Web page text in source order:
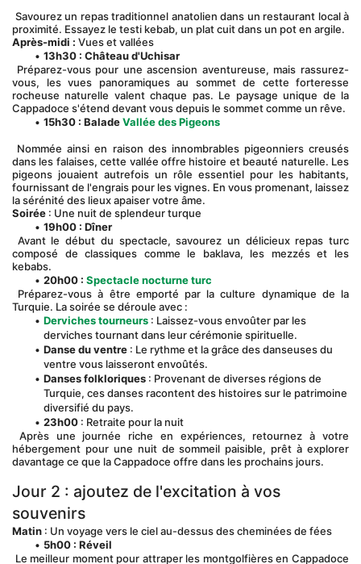
proximité. Essayez le testi kebab, un plat cuit dans un pot en argile.
Après-midi : Vues et vallées
13h30 : Château d'Uchisar
vous, les vues panoramiques au sommet de cette forteresse
rocheuse naturelle valent chaque pas. Le paysage unique de la
Cappadoce s'étend devant vous depuis le sommet comme un rêve.
15h30 : BaladeVallée des Pigeons
dans les falaises, cette vallée offre histoire et beauté naturelle. Les
pigeons jouaient autrefois un rôle essentiel pour les habitants,
fournissant de l'engrais pour les vignes. En vous promenant, laissez
la sérénité des lieux apaiser votre âme.
Soirée : Une nuit de splendeur turque
19h00 : Dîner
composé de classiques comme le baklava, les mezzés et les
kebabs.
20h00 : Spectacle nocturne turc
Turquie. La soirée se déroule avec :
Derviches tourneurs : Laissez-vous envoûter par les
derviches tournant dans leur cérémonie spirituelle.
Danse du ventre : Le rythme et la grâce des danseuses du
ventre vous laisseront envoûtés.
Danses folkloriques : Provenant de diverses régions de
Turquie, ces danses racontent des histoires sur le patrimoine
diversifié du pays.
23h00 : Retraite pour la nuit
hébergement pour une nuit de sommeil paisible, prêt à explorer
davantage ce que la Cappadoce offre dans les prochains jours.
Jour 2 : ajoutez de l'excitation à vos
souvenirs
Matin : Un voyage vers le ciel au-dessus des cheminées de fées
5h00 : Réveil